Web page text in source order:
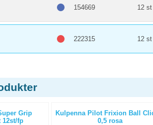
154669 12 st
222315 12 st
Grip
12st/fp
Kulpenna Pilot Frixion Ball
0,5 rosa